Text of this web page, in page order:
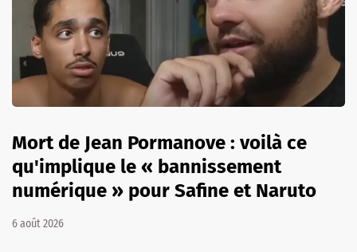
Mort de Jean Pormanove : voilà ce
qu'implique le « bannissement
numérique » pour Safine et Naruto
6 août 2026